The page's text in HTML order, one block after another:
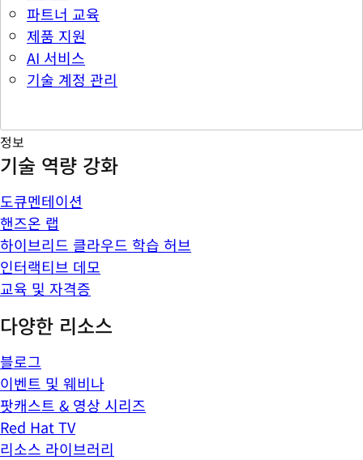
파트너 교육
제품 지원
AI 서비스
기술 계정 관리
정보
기술 역량 강화
도큐멘테이션
핸즈온 랩
하이브리드 클라우드 학습 허브
인터랙티브 데모
교육 및 자격증
다양한 리소스
블로그
이벤트 및 웨비나
팟캐스트 & 영상 시리즈
Red Hat TV
리소스 라이브러리